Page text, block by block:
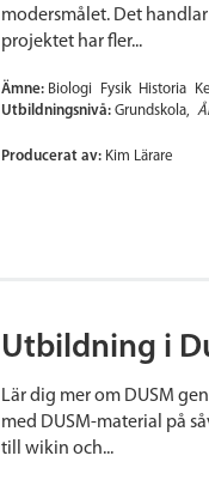
modersmålet. Det
projektet har fler...
Ämne: Biologi Fysik Historia
Utbildningsnivå: Grundskola
Producerat av: Kim Lärare
Utbildning i
Lär dig mer om DUSM
med DUSM-material på
till wikin och...